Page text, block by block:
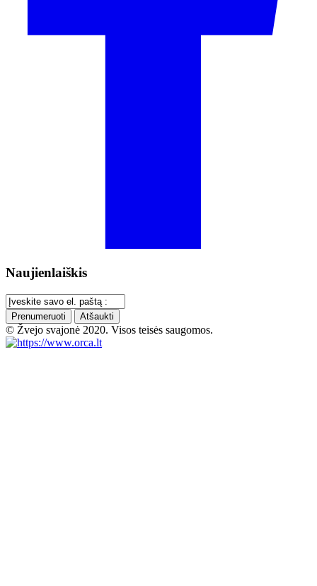
Naujienlaiškis
Prenumeruoti Atšaukti
© Žvejo svajonė 2020. Visos teisės saugomos.